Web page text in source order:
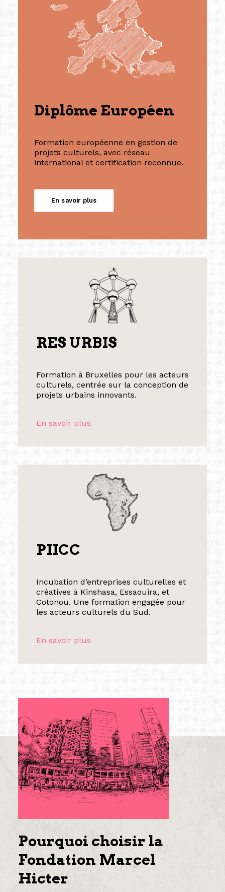
Diplôme Européen
Formation européenne en gestion de
projets culturels, avec réseau
international et certification reconnue.
En savoir plus
RES URBIS
Formation à Bruxelles pour les acteurs
culturels, centrée sur la conception de
projets urbains innovants.
En savoir plus
PIICC
Incubation d’entreprises culturelles et
créatives à Kinshasa, Essaouira, et
Cotonou. Une formation engagée pour
les acteurs culturels du Sud.
En savoir plus
Pourquoi choisir la
Fondation Marcel
Hicter